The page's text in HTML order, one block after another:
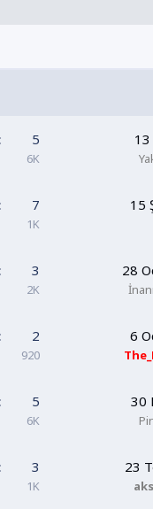
5
6K
7
1K
15
3
2K
28
2
920
6
5
6K
30
3
1K
23